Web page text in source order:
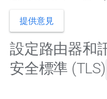
提供意見
設定路由器和
安全標準 (TLS)